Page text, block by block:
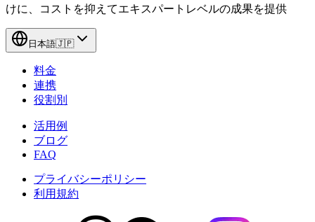
けに、コストを抑えてエキスパートレベルの成果を提供
日本語🇯🇵
料金
連携
役割別
活用例
ブログ
FAQ
プライバシーポリシー
利用規約